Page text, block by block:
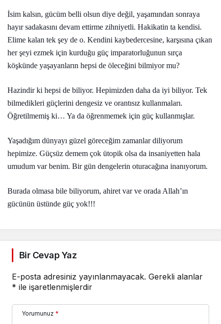
İsim kalsın, gücüm belli olsun diye değil, yaşamından sonraya
hayır sadakasını devam ettirme zihniyetli. Hakikatin ta kendisi.
Elime kalan tek şey de o. Kendini kaybedercesine, karşısına çıkan
her şeyi ezmek için kurduğu güç imparatorluğunun sırça
köşkünde yaşayanların hepsi de öleceğini bilmiyor mu?
Hazindir ki hepsi de biliyor. Hepimizden daha da iyi biliyor. Tek
bilmedikleri güçlerini dengesiz ve orantısız kullanmaları.
Öğretilmemiş ki… Ya da öğrenmemek için güç kullanmışlar.
Yaşadığım dünyayı güzel göreceğim zamanlar diliyorum
hepimize. Güçsüz demem çok ütopik olsa da insaniyetten hala
umudum var benim. Bir gün dengelerin oturacağına inanıyorum.
Burada olmasa bile biliyorum, ahiret var ve orada Allah’ın
gücünün üstünde güç yok!!!
Bir Cevap Yaz
E-posta adresiniz yayınlanmayacak. Gerekli alanlar
* ile işaretlenmişlerdir
Yorumunuz *